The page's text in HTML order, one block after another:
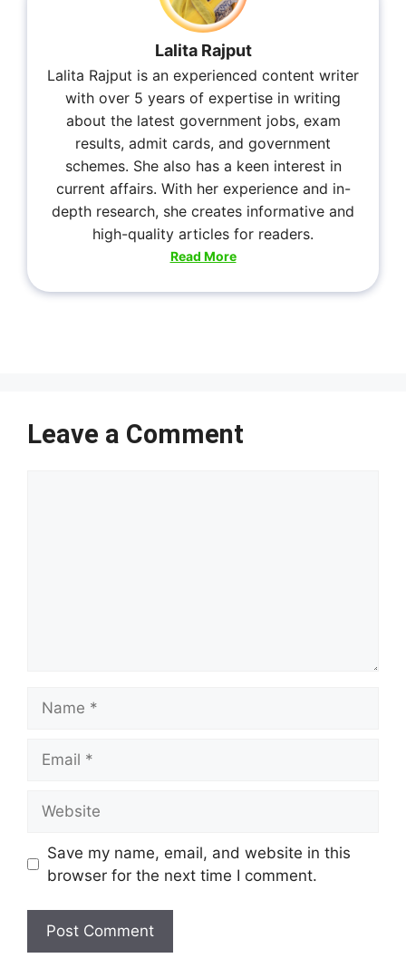
Lalita Rajput
Lalita Rajput is an experienced content writer
with over 5 years of expertise in writing
about the latest government jobs, exam
results, admit cards, and government
schemes. She also has a keen interest in
current affairs. With her experience and in-
depth research, she creates informative and
high-quality articles for readers.
Read More
Leave a Comment
Save my name, email, and website in this
browser for the next time I comment.